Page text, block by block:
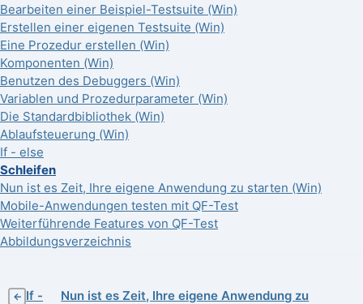
Bearbeiten einer Beispiel-Testsuite (Win)
Erstellen einer eigenen Testsuite (Win)
Eine Prozedur erstellen (Win)
Komponenten (Win)
Benutzen des Debuggers (Win)
Variablen und Prozedurparameter (Win)
Die Standardbibliothek (Win)
Ablaufsteuerung (Win)
If - else
Schleifen
Nun ist es Zeit, Ihre eigene Anwendung zu starten (Win)
Mobile-Anwendungen testen mit QF-Test
Weiterführende Features von QF-Test
Abbildungsverzeichnis
← If -
Nun ist es Zeit, Ihre eigene Anwendung zu